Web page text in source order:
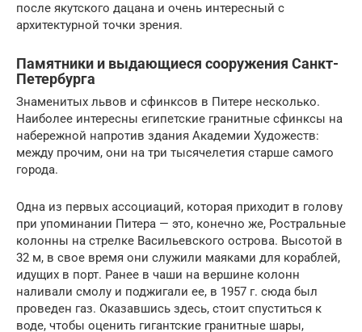
после якутского дацана и очень интересный с
архитектурной точки зрения.
Памятники и выдающиеся сооружения Санкт-
Петербурга
Знаменитых львов и сфинксов в Питере несколько.
Наиболее интересны египетские гранитные сфинксы на
набережной напротив здания Академии Художеств:
между прочим, они на три тысячелетия старше самого
города.
Одна из первых ассоциаций, которая приходит в голову
при упоминании Питера — это, конечно же, Ростральные
колонны на стрелке Васильевского острова. Высотой в
32 м, в свое время они служили маяками для кораблей,
идущих в порт. Ранее в чаши на вершине колонн
наливали смолу и поджигали ее, в 1957 г. сюда был
проведен газ. Оказавшись здесь, стоит спуститься к
воде, чтобы оценить гигантские гранитные шары,